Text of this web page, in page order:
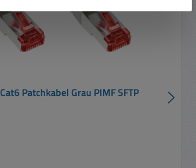
Patchkabel Grau PIMF SFTP